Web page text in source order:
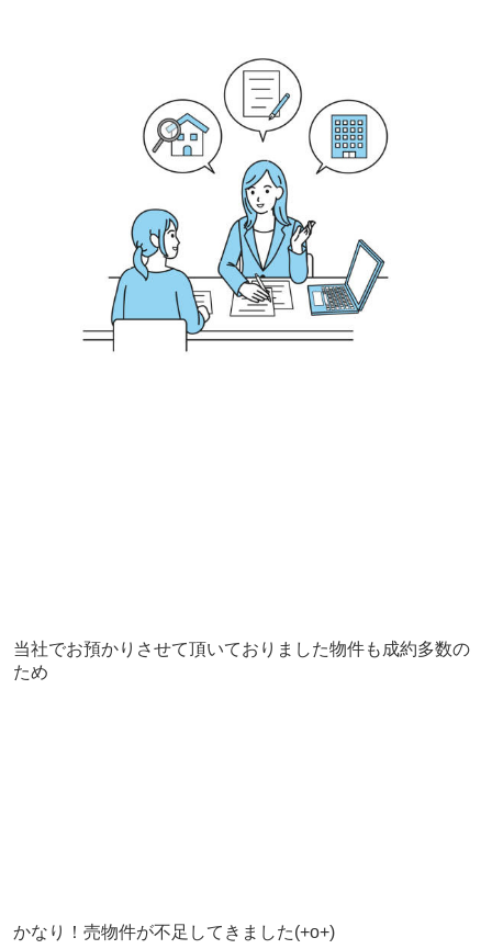
当社でお預かりさせて頂いておりました物件も成約多数の
ため
かなり！売物件が不足してきました(+o+)